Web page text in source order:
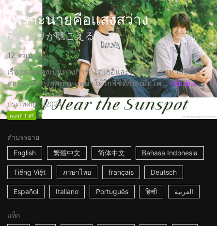
เพราะนายคือแสงสว่าง
ひだまりが聴こえる
12 ตอน
เรื่องย่ออย่างเป็นทางการ: โคเฮอิและทาอิชิ เด็กมหาลัยทั้ง
สองคนที่ต่างถูกกำหนดมาให้ใกล้ชิดกัน เมื่อโค... เพิ่มเติม
ประเทศญี่ปุ่น2024
ตอนที่ 1 ฟรี
คำบรรยาย
English
繁體中文 简体中文 Bahasa Indonesia
Tiếng Việt ภาษาไทย français Deutsch
Español Italiano Português हिन्दी العربية
แท็ก